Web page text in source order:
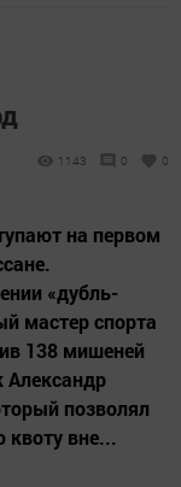
1143 0 0
на первом
«дубль-
мастер спорта
138 мишеней
Александр
позволял
квоту вне...